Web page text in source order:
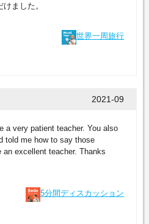
ました。
世界一周旅行
2021-09
a very patient teacher. You also
told me how to say those
excellent teacher. Thanks
5分間ディスカッション